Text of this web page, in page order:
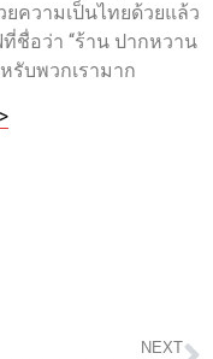
ความเป็นไทยด้วยแล้ว
ชื่อว่า “ร้าน ปากหวาน
รับพวกเรามาก
NEXT